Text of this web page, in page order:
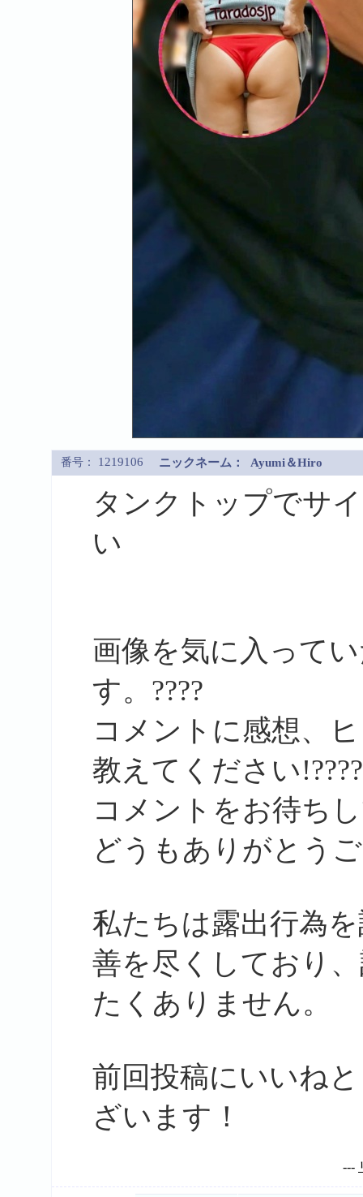
番号： 1219106 ニックネーム： Ayumi＆Hiro
タンクトップでサ
い
画像を気に入って
す。????
コメントに感想、
教えてください!????
コメントをお待ち
どうもありがとう
私たちは露出行為
善を尽くしており
たくありません。
前回投稿にいいね
ざいます！
---